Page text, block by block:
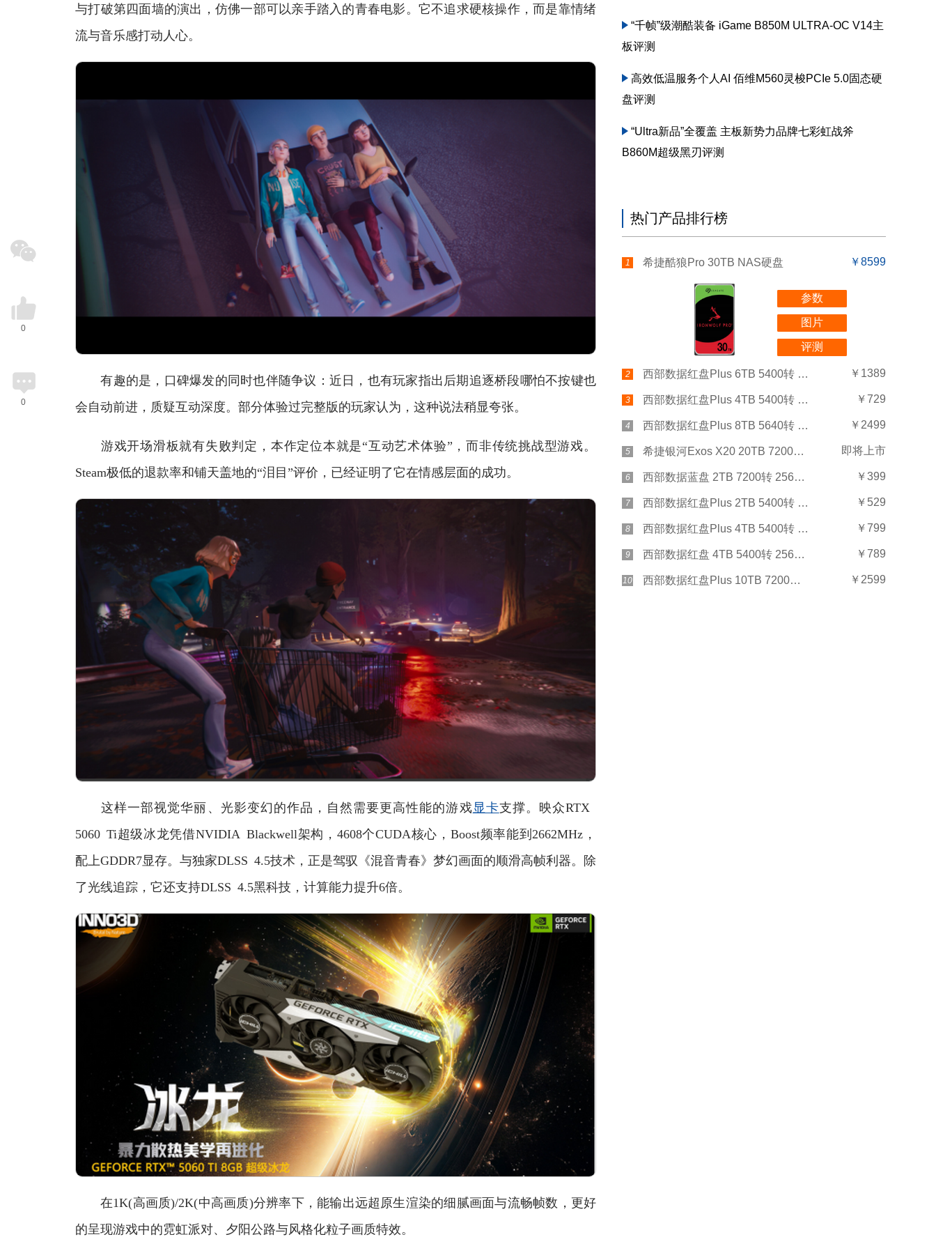
与打破第四面墙的演出，仿佛一部可以亲手踏入的青春电影。它不追求硬核操作，而是靠情绪
流与音乐感打动人心。
有趣的是，口碑爆发的同时也伴随争议：近日，也有玩家指出后期追逐桥段哪怕不按键也
会自动前进，质疑互动深度。部分体验过完整版的玩家认为，这种说法稍显夸张。
游戏开场滑板就有失败判定，本作定位本就是“互动艺术体验”，而非传统挑战型游戏。
Steam极低的退款率和铺天盖地的“泪目”评价，已经证明了它在情感层面的成功。
这样一部视觉华丽、光影变幻的作品，自然需要更高性能的游戏 显卡支撑。映众RTX
5060 Ti超级冰龙凭借NVIDIA Blackwell架构，4608个CUDA核心，Boost频率能到2662MHz，
配上GDDR7显存。与独家DLSS 4.5技术，正是驾驭《混音青春》梦幻画面的顺滑高帧利器。除
了光线追踪，它还支持DLSS 4.5黑科技，计算能力提升6倍。
在1K(高画质)/2K(中高画质)分辨率下，能输出远超原生渲染的细腻画面与流畅帧数，更好
的呈现游戏中的霓虹派对、夕阳公路与风格化粒子画质特效。
“千帧”级潮酷装备 iGame B850M ULTRA-OC V14主
板评测
高效低温服务个人AI 佰维M560灵梭PCIe 5.0固态硬
盘评测
“Ultra新品”全覆盖 主板新势力品牌七彩虹战斧
B860M超级黑刃评测
热门产品排行榜
1 希捷酷狼Pro 30TB NAS硬盘 ￥8599
参数
图片
评测
2 西部数据红盘Plus 6TB 5400转 256MB SATA3(WD60EFPX) ￥1389
3 西部数据红盘Plus 4TB 5400转 256MB SATA3(WD40EFPX) ￥729
4 西部数据红盘Plus 8TB 5640转 128MB SATA3(WD80EFZZ) ￥2499
5 希捷银河Exos X20 20TB 7200转 256MB SAS 即将上市
6 西部数据蓝盘 2TB 7200转 256MB SATA3(WD20EZBX) ￥399
7 西部数据红盘Plus 2TB 5400转 128MB SATA3(WD20EFZX) ￥529
8 西部数据红盘Plus 4TB 5400转 128MB SATA3(WD40EFZX) ￥799
9 西部数据红盘 4TB 5400转 256MB SATA3(WD40EFAX) ￥789
10 西部数据红盘Plus 10TB 7200转 256MB SATA3(WD101EFBX) ￥2599
0
0